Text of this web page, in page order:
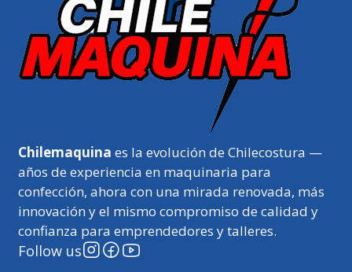
Chilemaquina es la evolución de Chilecostura —
años de experiencia en maquinaria para
confección, ahora con una mirada renovada, más
innovación y el mismo compromiso de calidad y
confianza para emprendedores y talleres.
Follow us